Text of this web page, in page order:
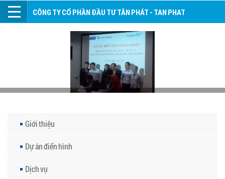
CÔNG TY CỔ PHẦN ĐẦU TƯ TÂN PHÁT - TAN PHAT
INVESTMENT JOINT STOCK COMPANY
Giới thiệu
Dự án điển hình
Dịch vụ